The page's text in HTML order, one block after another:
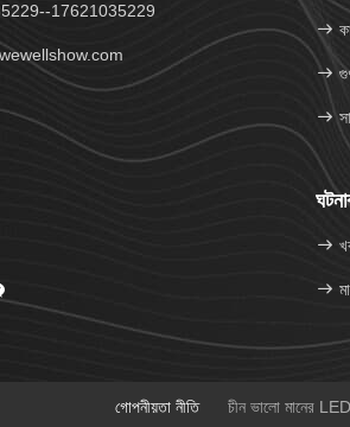
17621035229
গোপনীয়তা নীতি চীন ভালো মানের